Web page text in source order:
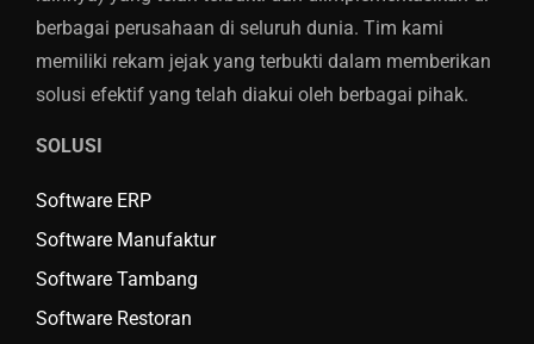
berbagai perusahaan di seluruh dunia. Tim kami
memiliki rekam jejak yang terbukti dalam memberikan
solusi efektif yang telah diakui oleh berbagai pihak.
SOLUSI
Software ERP
Software Manufaktur
Software Tambang
Software Restoran